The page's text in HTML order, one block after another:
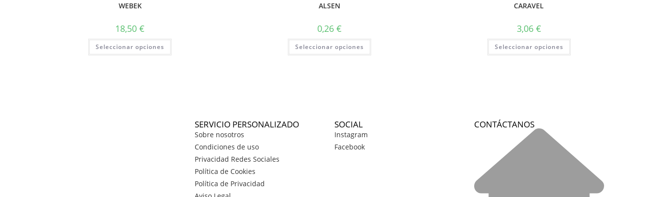
WEBEK
18,50€
Seleccionar opciones
ALSEN
0,26 €
Seleccionar opciones
CARAVEL
3,06 €
Seleccionar opciones
SERVICIO PERSONALIZADO
Sobre nosotros
Condiciones de uso
Privacidad Redes Sociales
Política de Cookies
Política de Privacidad
SOCIAL
Instagram
Facebook
CONTÁCTANOS